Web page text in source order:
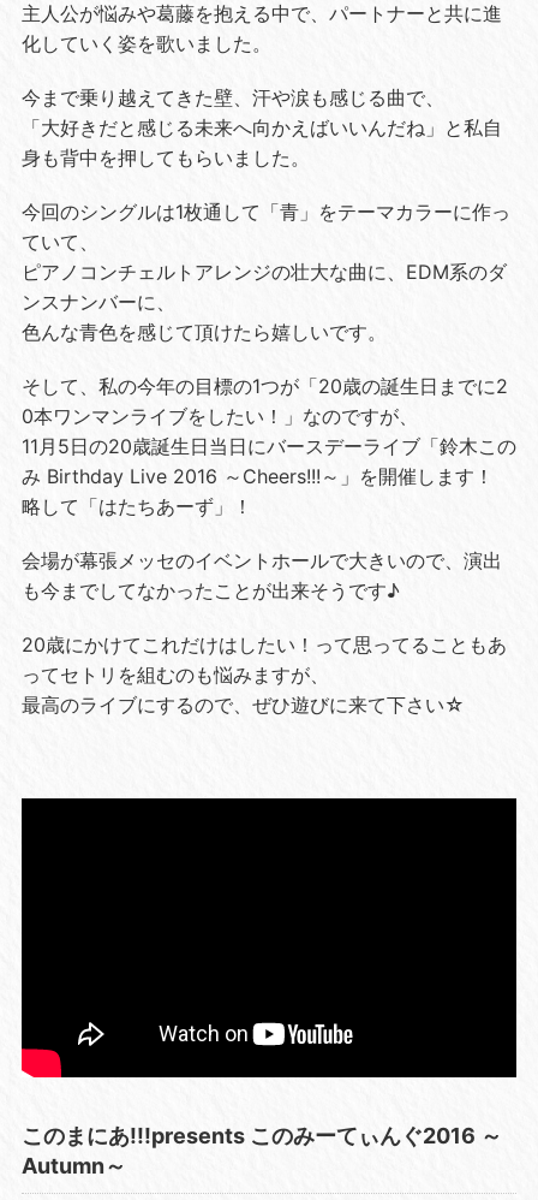
主人公が悩みや葛藤を抱える中で、パートナーと共に進
化していく姿を歌いました。
今まで乗り越えてきた壁、汗や涙も感じる曲で、
「大好きだと感じる未来へ向かえばいいんだね」と私自
身も背中を押してもらいました。
今回のシングルは1枚通して「青」をテーマカラーに作っ
ていて、
ピアノコンチェルトアレンジの壮大な曲に、EDM系のダ
ンスナンバーに、
色んな青色を感じて頂けたら嬉しいです。
そして、私の今年の目標の1つが「20歳の誕生日までに2
0本ワンマンライブをしたい！」なのですが、
11月5日の20歳誕生日当日にバースデーライブ「鈴木この
み Birthday Live 2016 ～Cheers!!!～」を開催します！
略して「はたちあーず」！
会場が幕張メッセのイベントホールで大きいので、演出
も今までしてなかったことが出来そうです♪
20歳にかけてこれだけはしたい！って思ってることもあ
ってセトリを組むのも悩みますが、
最高のライブにするので、ぜひ遊びに来て下さい☆
このまにあ!!!presents このみーてぃんぐ2016 ～
Autumn～